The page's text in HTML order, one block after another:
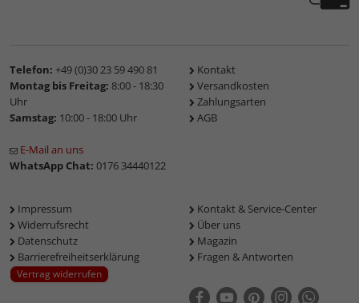
Telefon: +49 (0)30 23 59 490 81
Montag bis Freitag: 8:00 - 18:30
Uhr
Samstag: 10:00 - 18:00 Uhr
E-Mail an uns
WhatsApp Chat: 0176 34440122
Kontakt
Versandkosten
Zahlungsarten
AGB
Impressum
Widerrufsrecht
Datenschutz
Barrierefreiheitserklärung
Vertrag widerrufen
Kontakt & Service-Center
Über uns
Magazin
Fragen & Antworten